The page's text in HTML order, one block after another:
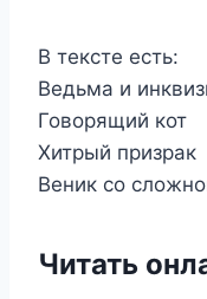
В тексте есть:
Ведьма и
Говорящий кот
Хитрый призрак
Веник со
Читать